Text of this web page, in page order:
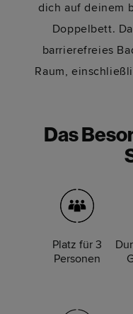
dich auf deinem
Doppelbett.
barrierefreies
Raum,
Das
Platz für 3
Personen